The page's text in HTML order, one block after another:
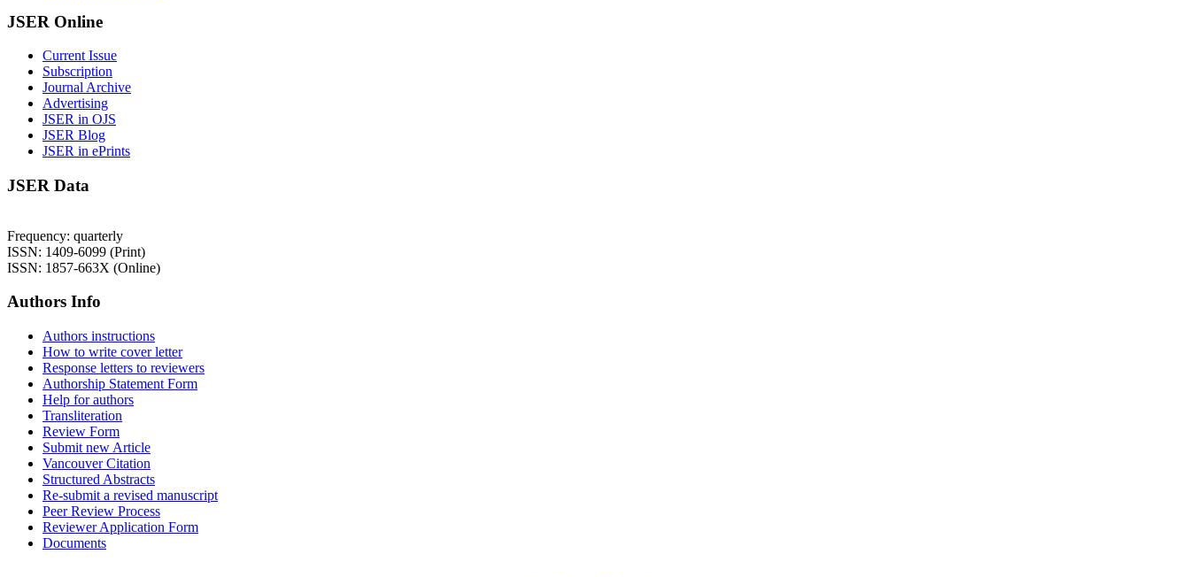
JSER Online
Current Issue
Subscription
Journal Archive
Advertising
JSER in OJS
JSER Blog
JSER in ePrints
JSER Data
Frequency: quarterly
ISSN: 1409-6099 (Print)
ISSN: 1857-663X (Online)
Authors Info
Authors instructions
How to write cover letter
Response letters to reviewers
Authorship Statement Form
Help for authors
Transliteration
Review Form
Submit new Article
Vancouver Citation
Structured Abstracts
Re-submit a revised manuscript
Peer Review Process
Reviewer Application Form
Documents